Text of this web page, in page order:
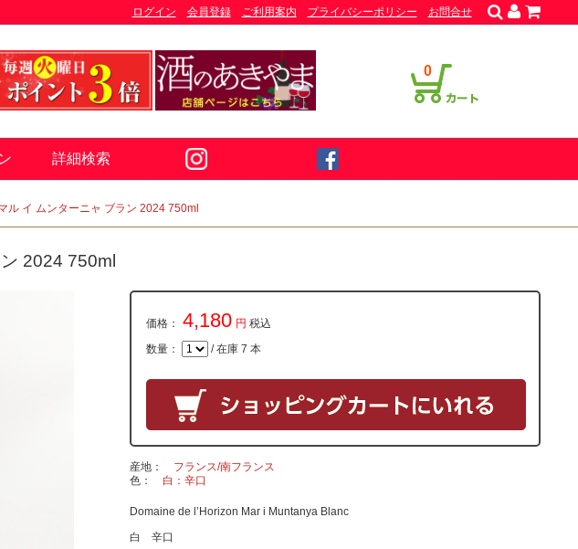
0
ログイン 会員登録 ご利用案内 プライバシーポリシー お問合せ
詳細検索
ル イ ムンターニャ ブラン 2024 750ml
2024 750ml
価格： 4,180 円 税込
数量： / 在庫 7 本
産地
フランス/南フランス
色
白：辛口
Domaine de l’Horizon Mar i Muntanya Blanc
白 辛口